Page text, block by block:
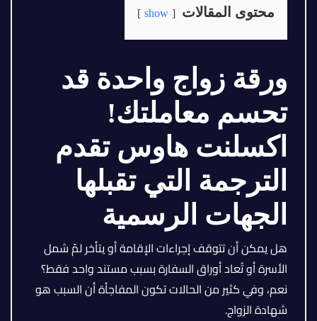
محتوى المقالات show
ورقة زواج واحدة قد
تحسم معاملتك!
اكسلنت هاوس تقدم
الترجمة التي تقبلها
الجهات الرسمية
هل يمكن أن تتوقف إجراءات الإقامة أو يتأخر لمّ شمل
الأسرة أو تُعاد أوراق السفارة بسبب مستند واحد فقط؟
نعم، وفي كثير من الحالات تكون المفاجأة أن السبب هو
شهادة الزواج.